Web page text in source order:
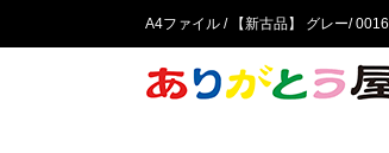
A4ファイル / 【新古品】 グレー/